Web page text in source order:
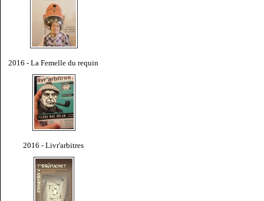
2016 - La Femelle du requin
2016 - Livr'arbitres